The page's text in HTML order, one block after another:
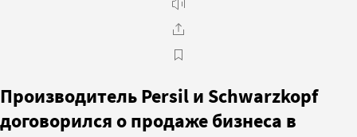
Производитель Persil и Schwarzkopf
договорился о продаже бизнеса в